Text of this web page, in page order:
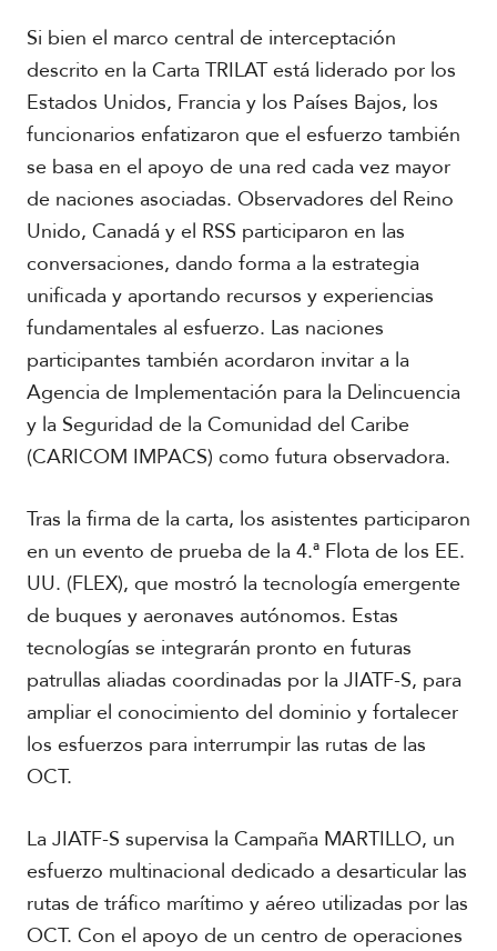
A
c
d
e
m
i
a
V
i
d
e
o
Si bien el marco central de interceptación
descrito en la Carta TRILAT está liderado por los
Estados Unidos, Francia y los Países Bajos, los
funcionarios enfatizaron que el esfuerzo también
se basa en el apoyo de una red cada vez mayor
de naciones asociadas. Observadores del Reino
Unido, Canadá y el RSS participaron en las
conversaciones, dando forma a la estrategia
unificada y aportando recursos y experiencias
fundamentales al esfuerzo. Las naciones
participantes también acordaron invitar a la
Agencia de Implementación para la Delincuencia
y la Seguridad de la Comunidad del Caribe
(CARICOM IMPACS) como futura observadora.
Tras la firma de la carta, los asistentes participaron
en un evento de prueba de la 4.ª Flota de los EE.
UU. (FLEX), que mostró la tecnología emergente
de buques y aeronaves autónomos. Estas
tecnologías se integrarán pronto en futuras
patrullas aliadas coordinadas por la JIATF-S, para
ampliar el conocimiento del dominio y fortalecer
los esfuerzos para interrumpir las rutas de las
OCT.
La JIATF-S supervisa la Campaña MARTILLO, un
esfuerzo multinacional dedicado a desarticular las
rutas de tráfico marítimo y aéreo utilizadas por las
OCT. Con el apoyo de un centro de operaciones